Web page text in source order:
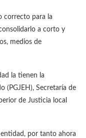
correcto para la
a corto y
medios de
la tienen la
(PGJEH), Secretaría de
de Justicia local
por tanto ahora